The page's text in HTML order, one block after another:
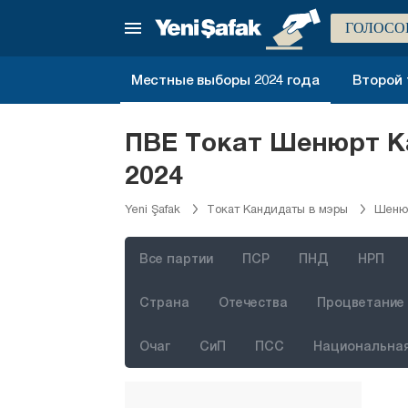
Местные выборы 2024 года Второй
ПВЕ Токат Шенюрт
2024
Yeni Şafak Токат Кандидаты в мэры
Все партии ПСР ПНД НРП
Страна Отечества Процветание
Очаг СиП ПСС
Нигде
Сиирт
Сивас